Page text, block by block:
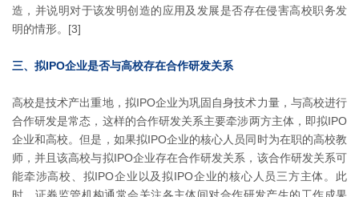
造，并说明对于该发明创造的应用及发展是否存在侵害高校职务发
明的情形。[3]
三、拟IPO企业是否与高校存在合作研发关系
高校是技术产出重地，拟IPO企业为巩固自身技术力量，与高校进行
合作研发是常态，这样的合作研发关系主要牵涉两方主体，即拟IPO
企业和高校。但是，如果拟IPO企业的核心人员同时为在职的高校教
师，并且该高校与拟IPO企业存在合作研发关系，该合作研发关系可
能牵涉高校、拟IPO企业以及拟IPO企业的核心人员三方主体。此
时，证券监管机构通常会关注各主体间对合作研发产生的工作成果